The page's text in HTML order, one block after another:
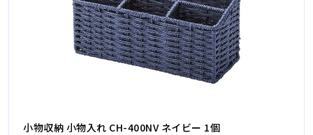
小物収納 小物入れ CH-400NV ネイビー 1個